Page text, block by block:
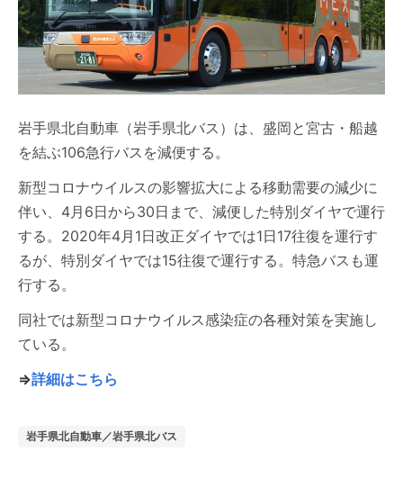
岩手県北自動車（岩手県北バス）は、盛岡と宮古・船越
を結ぶ106急行バスを減便する。
新型コロナウイルスの影響拡大による移動需要の減少に
伴い、4月6日から30日まで、減便した特別ダイヤで運行
する。2020年4月1日改正ダイヤでは1日17往復を運行す
るが、特別ダイヤでは15往復で運行する。特急バスも運
行する。
同社では新型コロナウイルス感染症の各種対策を実施し
ている。
⇒詳細はこちら
岩手県北自動車／岩手県北バス